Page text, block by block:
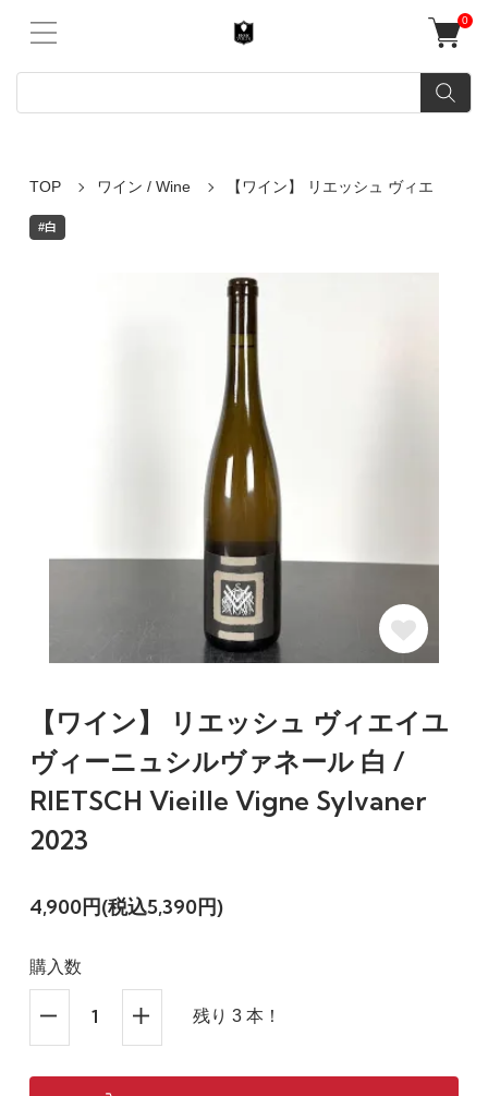
0
TOP ワイン / Wine 【ワイン】 リエッシュ ヴィエ
#白
【ワイン】 リエッシュ ヴィエイユ
ヴィーニュシルヴァネール 白 /
RIETSCH Vieille Vigne Sylvaner
2023
4,900円(税込5,390円)
購入数
残り 3 本！